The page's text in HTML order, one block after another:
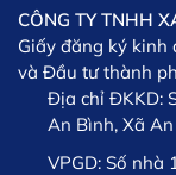
CÔNG TY TNHH
Giấy đăng ký kinh
và Đầu tư thành
Địa chỉ ĐKKD:
An Bình, Xã
VPGD: Số nhà